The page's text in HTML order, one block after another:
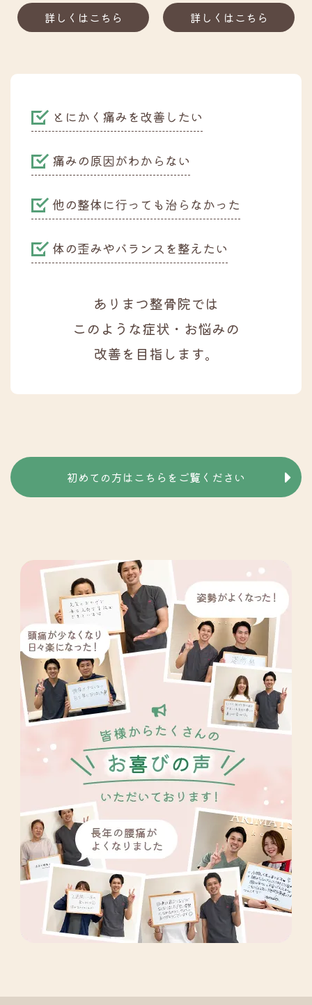
詳しくはこちら 詳しくはこちら
とにかく痛みを改善したい
痛みの原因がわからない
他の整体に行っても治らなかった
体の歪みやバランスを整えたい
ありまつ整骨院では
このような症状・お悩みの
改善を目指します。
初めての方はこちらをご覧ください